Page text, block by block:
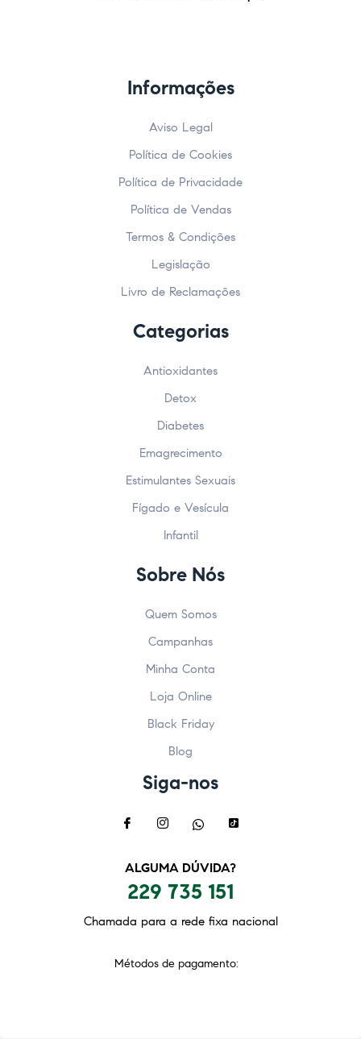
Informações
Aviso Legal
Política de Cookies
Política de Privacidade
Política de Vendas
Termos & Condições
Legislação
Livro de Reclamações
Categorias
Antioxidantes
Detox
Diabetes
Emagrecimento
Estimulantes Sexuais
Fígado e Vesícula
Infantil
Sobre Nós
Quem Somos
Campanhas
Minha Conta
Loja Online
Black Friday
Blog
Siga-nos
ALGUMA DÚVIDA?
229 735 151
Chamada para a rede fixa nacional
Métodos de pagamento: